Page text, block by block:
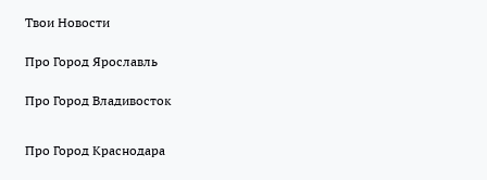
Твои Новости
Про Город Ярославль
Про Город Владивосток
Про Город Краснодара